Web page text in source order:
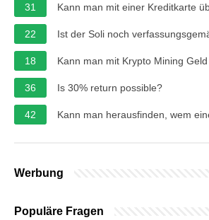
31 Kann man mit einer Kreditkarte
22 Ist der Soli noch
18 Kann man mit Krypto Mining
36 Is 30% return possible?
42 Kann man herausfinden, wem
Werbung
Populäre Fragen